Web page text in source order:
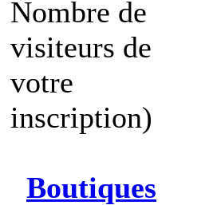
Nombre de
visiteurs de
votre
inscription)
Boutiques